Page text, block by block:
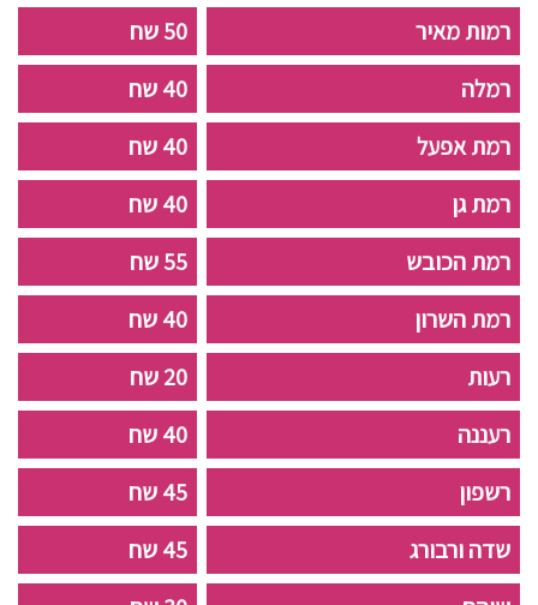
רמות מאיר
50 שח
רמלה
40 שח
רמת אפעל
40 שח
רמת גן
40 שח
רמת הכובש
55 שח
רמת השרון
40 שח
רעות
20 שח
רעננה
40 שח
רשפון
45 שח
שדה ורבורג
45 שח